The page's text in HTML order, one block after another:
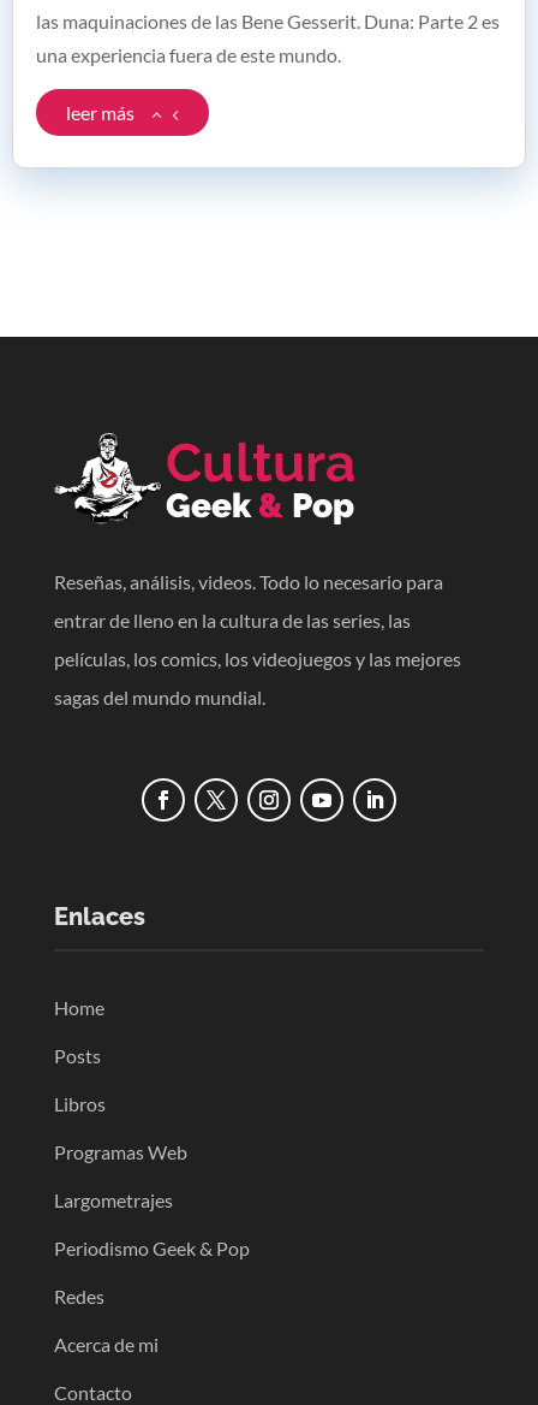
las maquinaciones de las Bene Gesserit. Duna: Parte 2 es
una experiencia fuera de este mundo.
leer más
Reseñas, análisis, videos. Todo lo necesario para
entrar de lleno en la cultura de las series, las
películas, los comics, los videojuegos y las mejores
sagas del mundo mundial.
Enlaces
Home
Posts
Libros
Programas Web
Largometrajes
Periodismo Geek & Pop
Redes
Acerca de mi
Contacto